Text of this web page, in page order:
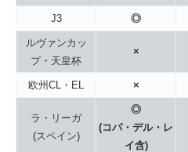
J3 ◎
ルヴァンカッ
プ・天皇杯
×
欧州CL・EL ×
ラ・リーガ
(スペイン)
◎
(コパ・デル・レ
イ含)